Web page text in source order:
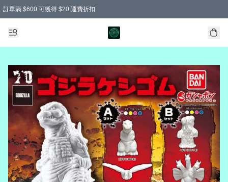
訂單滿 $600 可獲得 $20 運費折扣